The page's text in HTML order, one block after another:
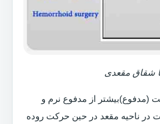
شقاق مقعدی
از مدفوع نرم و
در ناحیه مقعد در حین حرکت روده